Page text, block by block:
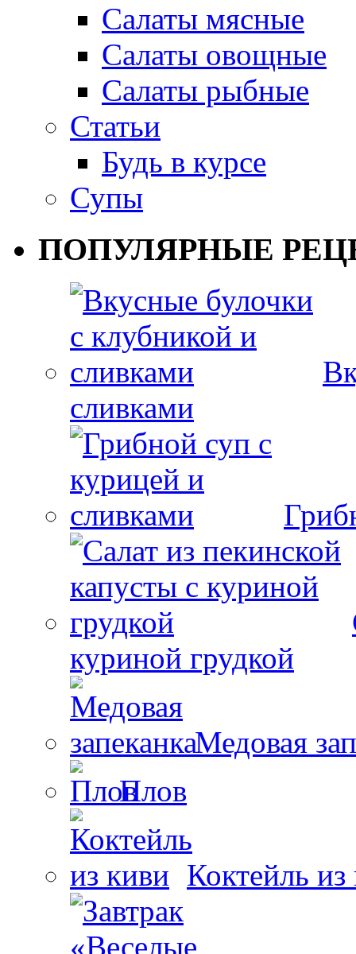
Салаты мясные
Салаты овощные
Салаты рыбные
Статьи
Будь в курсе
Супы
ПОПУЛЯРНЫЕ
сливками
куриной грудкой
Медовая
Плов
Коктейль из